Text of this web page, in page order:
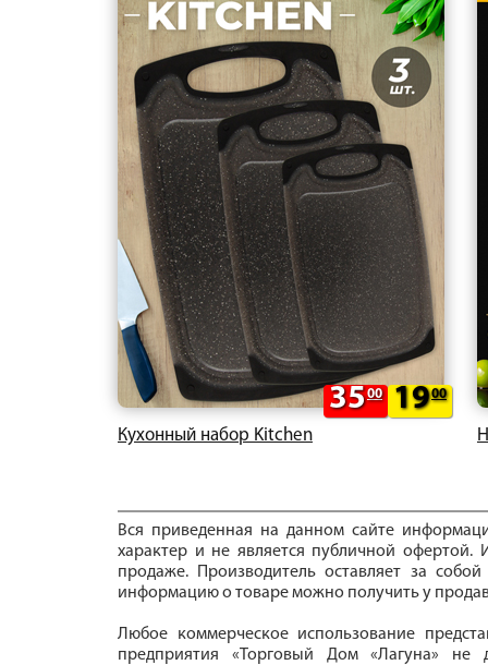
Кухонный набор Kitchen
3500 1900
Вся приведенная на данном сайте
характер и не является публичной офертой.
продаже. Производитель оставляет за
информацию о товаре можно получить у
Любое коммерческое использование
предприятия «Торговый Дом «Лагуна» не